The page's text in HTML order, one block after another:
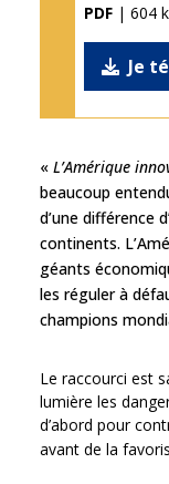
PDF | 604
Je
« L’Amérique
beaucoup
d’une différence
continents.
géants
les réguler à
champions
Le raccourci est
lumière les
d’abord pour
avant de la